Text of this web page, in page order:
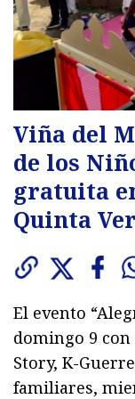
Viña del
de los
gratuita
Quinta
El evento
domingo 9
Story, K-
familiares,